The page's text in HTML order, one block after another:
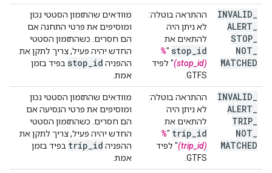
INVALID
ALERT
STOP
NOT
MATCHED
ההתראה בוטלה:
לא ניתן היה
להתאים את
stop id
"
%
(stop_id)
" לפיד
GTFS.
מוודאים שהתזמון הסטטי נכון
ומוסיפים את פרטי התחנה אם
הם חסרים. כשהתזמון הסטטי
החדש יהיה פעיל, צריך לתקן את
ההפניה
stop id
בפיד בזמן
אמת.
INVALID
ALERT
TRIP
NOT
MATCHED
ההתראה בוטלה:
לא ניתן היה
להתאים את
trip id
"
%
(trip_id)
" לפיד
GTFS.
מוודאים שהתזמון הסטטי נכון
ומוסיפים את פרטי הנסיעה אם
הם חסרים. כשהתזמון הסטטי
החדש יהיה פעיל, צריך לתקן את
ההפניה
trip id
בפיד בזמן
אמת.